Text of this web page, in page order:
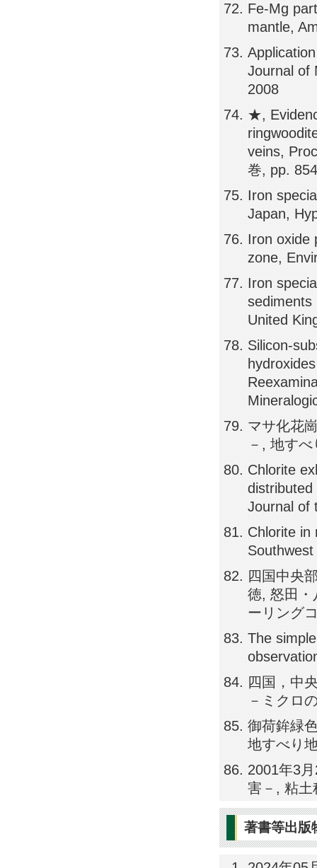
Fe-Mg
mantle,
Journal of
2008
★,
veins,
巻, pp.
Iron
Japan,
Iron oxide
zone,
Iron
sediments
United
Silicon-
マサ化花
－, 地す
Chlorite
distributed
Journal of
Chlorite in
四国中央
徳, 怒田・
ーリング
The
四国，中
－ミクロ
御荷鉾緑
地すべり
2001年3
害－, 粘土
著書等出版